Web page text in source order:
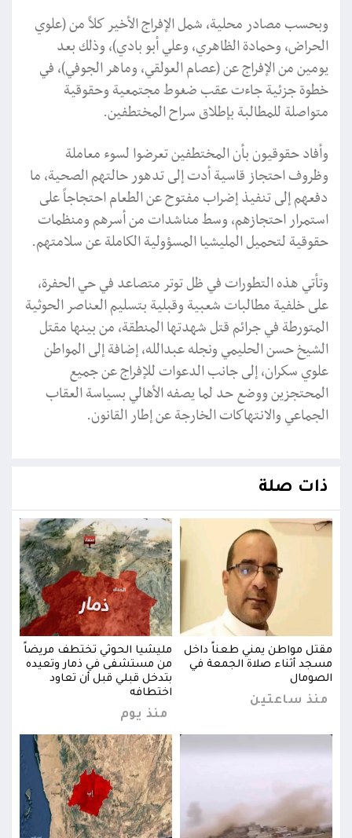
وبحسب مصادر محلية، شمل الإفراج الأخير كلاً من (علوي
الحراض، وحمادة الظاهري، وعلي أبو بادي)، وذلك بعد
يومين من الإفراج عن (عصام العولقي، وماهر الجوفي)، في
خطوة جزئية جاءت عقب ضغوط مجتمعية وحقوقية
متواصلة للمطالبة بإطلاق سراح المختطفين.
وأفاد حقوقيون بأن المختطفين تعرضوا لسوء معاملة
وظروف احتجاز قاسية أدت إلى تدهور حالتهم الصحية، ما
دفعهم إلى تنفيذ إضراب مفتوح عن الطعام احتجاجاً على
استمرار احتجازهم، وسط مناشدات من أسرهم ومنظمات
حقوقية لتحميل المليشيا المسؤولية الكاملة عن سلامتهم.
وتأتي هذه التطورات في ظل توتر متصاعد في حي الحفرة،
على خلفية مطالبات شعبية وقبلية بتسليم العناصر الحوثية
المتورطة في جرائم قتل شهدتها المنطقة، من بينها مقتل
الشيخ حسن الحليمي ونجله عبدالله، إضافة إلى المواطن
علوي سكران، إلى جانب الدعوات للإفراج عن جميع
المحتجزين ووضع حد لما يصفه الأهالي بسياسة العقاب
الجماعي والانتهاكات الخارجة عن إطار القانون.
ذات صلة
مقتل مواطن يمني طعناً داخل
مسجد أثناء صلاة الجمعة في
الصومال
منذ ساعتين
مليشيا الحوثي تختطف مريضاً
من مستشفى في ذمار وتعيده
بتدخل قبلي قبل أن تعاود
اختطافه
منذ يوم